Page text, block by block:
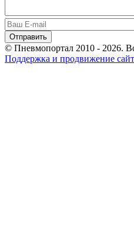
© Пневмопортал 2010 - 2026.
Поддержка и продвижение